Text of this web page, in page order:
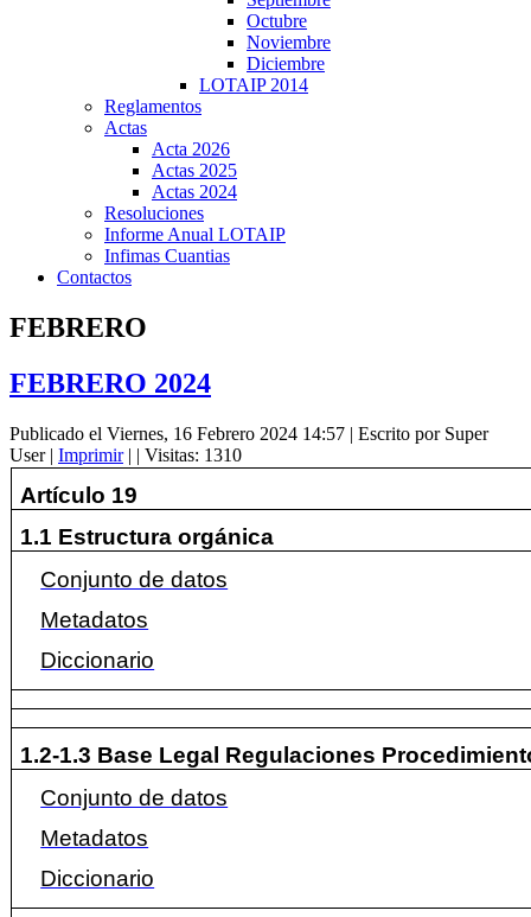
Octubre
Noviembre
Diciembre
LOTAIP 2014
Reglamentos
Actas
Acta 2026
Actas 2025
Actas 2024
Resoluciones
Informe Anual LOTAIP
Infimas Cuantias
Contactos
FEBRERO
FEBRERO 2024
Publicado el Viernes, 16 Febrero 2024 14:57 | Escrito por Super
User| Imprimir| | Visitas: 1310
Artículo 19
1.1 Estructura orgánica
Conjunto de datos
Metadatos
Diccionario
1.2-1.3 Base Legal Regulaciones
Conjunto de datos
Metadatos
Diccionario